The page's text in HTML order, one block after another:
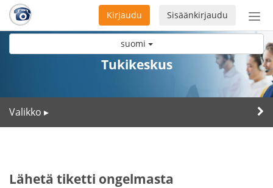
suomi
Sisäänkirjaudu
Kirjaudu
Tukikeskus
Valikko ▸
Lähetä tiketti ongelmasta